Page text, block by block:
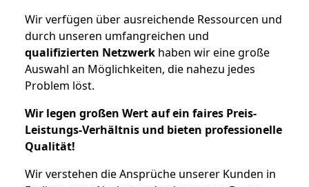
Wir verfügen über ausreichende Ressourcen und
durch unseren umfangreichen und
qualifizierten Netzwerk haben wir eine große
Auswahl an Möglichkeiten, die nahezu jedes
Problem löst.
Wir legen großen Wert auf ein faires Preis-
Leistungs-Verhältnis und bieten professionelle
Qualität!
Wir verstehen die Ansprüche unserer Kunden in